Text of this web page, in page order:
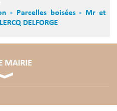
- Parcelles boisées - Mr et
DELFORGE